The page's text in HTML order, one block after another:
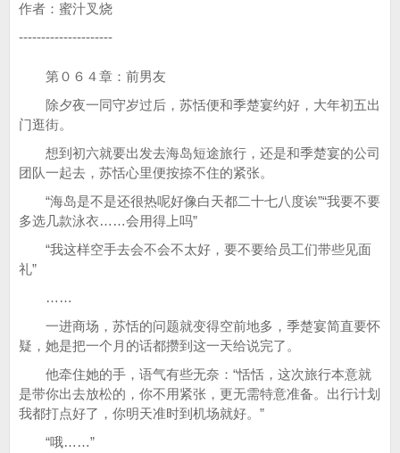
作者：蜜汁叉烧
---------------------
第０６４章：前男友
除夕夜一同守岁过后，苏恬便和季楚宴约好，大年初五出
门逛街。
想到初六就要出发去海岛短途旅行，还是和季楚宴的公司
团队一起去，苏恬心里便按捺不住的紧张。
“海岛是不是还很热呢好像白天都二十七八度诶”“我要不要
多选几款泳衣……会用得上吗”
“我这样空手去会不会不太好，要不要给员工们带些见面
礼”
……
一进商场，苏恬的问题就变得空前地多，季楚宴简直要怀
疑，她是把一个月的话都攒到这一天给说完了。
他牵住她的手，语气有些无奈：“恬恬，这次旅行本意就
是带你出去放松的，你不用紧张，更无需特意准备。出行计划
我都打点好了，你明天准时到机场就好。”
“哦……”